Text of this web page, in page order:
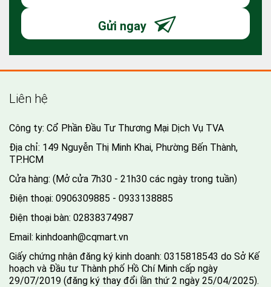
Gửi ngay
Liên hệ
Công ty: Cổ Phần Đầu Tư Thương Mại Dịch Vụ TVA
Địa chỉ: 149 Nguyễn Thị Minh Khai, Phường Bến Thành,
TP.HCM
Cửa hàng: (Mở cửa 7h30 - 21h30 các ngày trong tuần)
Điện thoại: 0906309885 - 0933138885
Điện thoại bàn: 02838374987
Email: kinhdoanh@cqmart.vn
Giấy chứng nhận đăng ký kinh doanh: 0315818543 do Sở Kế
hoạch và Đầu tư Thành phố Hồ Chí Minh cấp ngày
29/07/2019 (đăng ký thay đổi lần thứ 2 ngày 25/04/2025).